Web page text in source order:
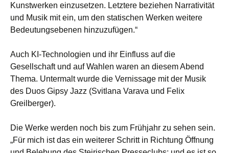
Kunstwerken einzusetzen. Letztere beziehen Narrativität
und Musik mit ein, um den statischen Werken weitere
Bedeutungsebenen hinzuzufügen.“
Auch KI-Technologien und ihr Einfluss auf die
Gesellschaft und auf Wahlen waren an diesem Abend
Thema. Untermalt wurde die Vernissage mit der Musik
des Duos Gipsy Jazz (Svitlana Varava und Felix
Greilberger).
Die Werke werden noch bis zum Frühjahr zu sehen sein.
„Für mich ist das ein weiterer Schritt in Richtung Öffnung